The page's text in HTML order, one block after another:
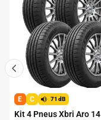
E C 71dB
Kit 4 Pneus Xbri Aro 14